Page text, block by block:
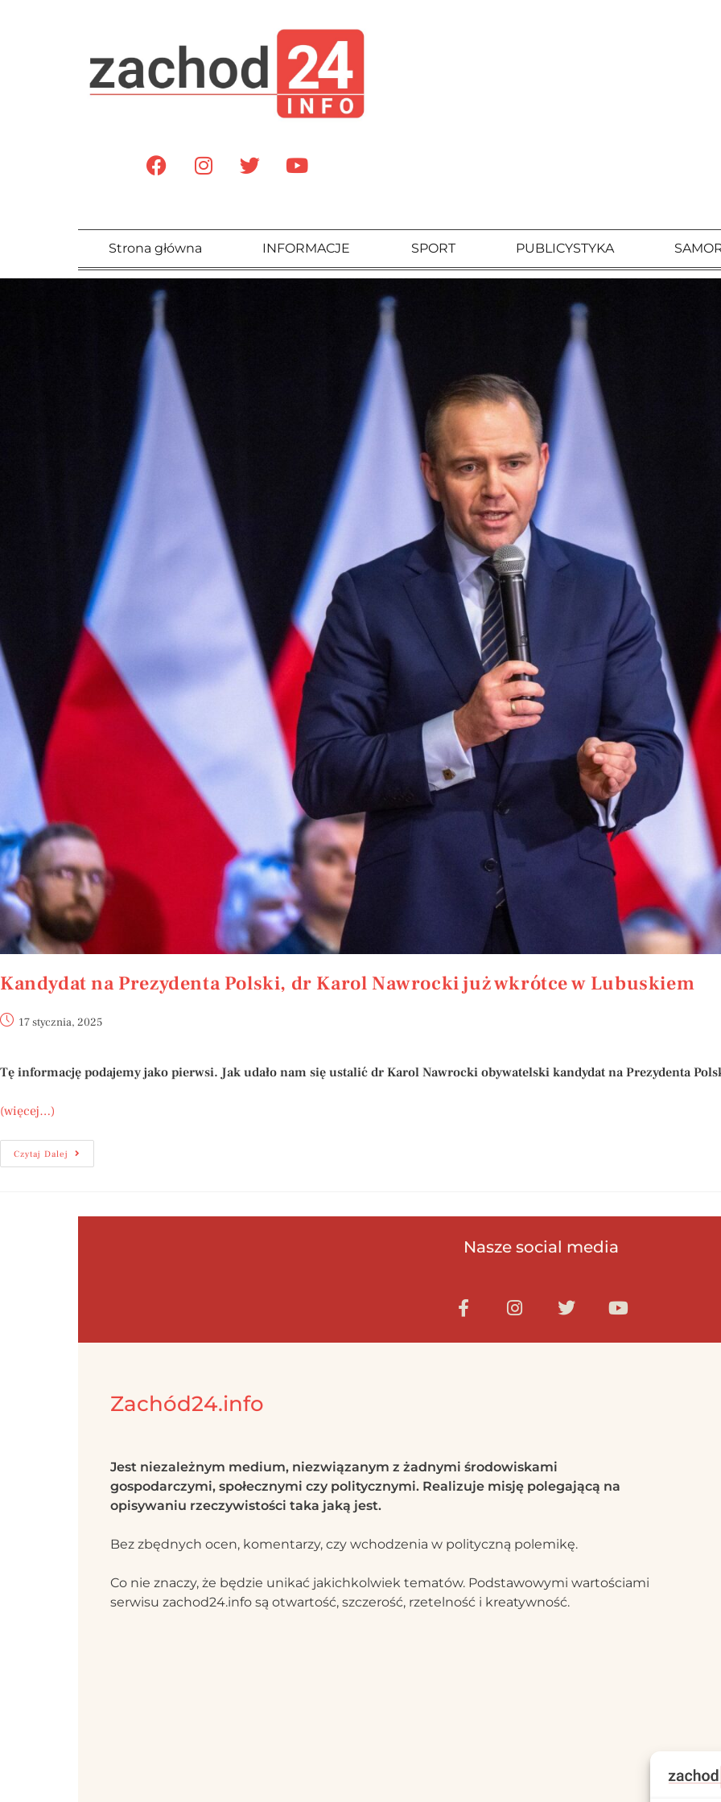
Strona główna INFORMACJE SPORT PUBLICYSTYKA
Kandydat na Prezydenta Polski, dr Karol Nawrocki już wkrótce w Lubuskiem
17 stycznia, 2025
Tę informację podajemy jako pierwsi. Jak udało nam się ustalić dr Karol Nawrocki obywatelski kandydat na Prezydenta
(więcej…)
Czytaj Dalej
Nasze social media
Zachód24.info
Jest niezależnym medium, niezwiązanym z żadnymi środowiskami
gospodarczymi, społecznymi czy politycznymi. Realizuje misję polegającą na
opisywaniu rzeczywistości taka jaką jest.
Bez zbędnych ocen, komentarzy, czy wchodzenia w polityczną polemikę.
Co nie znaczy, że będzie unikać jakichkolwiek tematów. Podstawowymi wartościami
serwisu zachod24.info są otwartość, szczerość, rzetelność i kreatywność.